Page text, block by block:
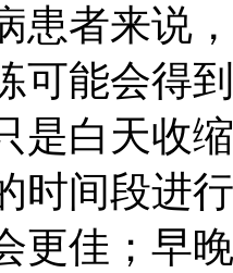
患者来说
可能会得
是白天收
时间段进
更佳；早